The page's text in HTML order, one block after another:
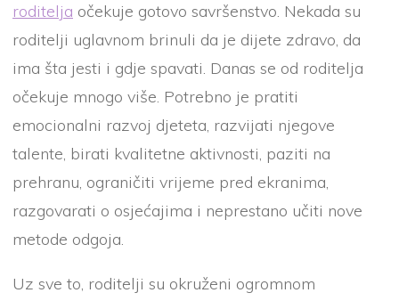
roditelja očekuje gotovo savršenstvo. Nekada su
roditelji uglavnom brinuli da je dijete zdravo, da
ima šta jesti i gdje spavati. Danas se od roditelja
očekuje mnogo više. Potrebno je pratiti
emocionalni razvoj djeteta, razvijati njegove
talente, birati kvalitetne aktivnosti, paziti na
prehranu, ograničiti vrijeme pred ekranima,
razgovarati o osjećajima i neprestano učiti nove
metode odgoja.
Uz sve to, roditelji su okruženi ogromnom